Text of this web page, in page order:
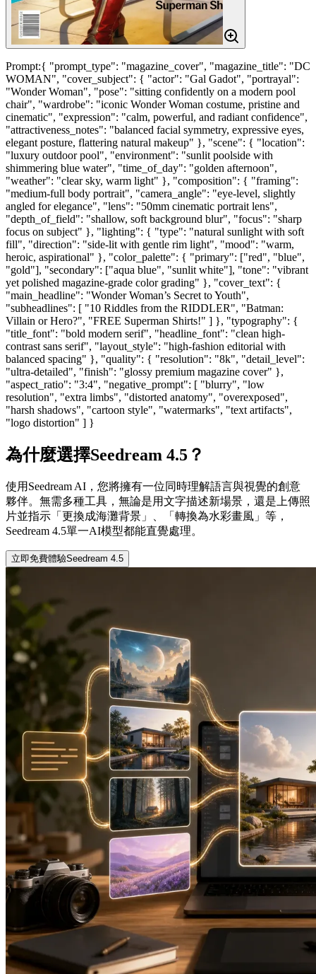
Prompt:{ "prompt_type": "magazine_cover", "magazine_title": "DC
WOMAN", "cover_subject": { "actor": "Gal Gadot", "portrayal":
"Wonder Woman", "pose": "sitting confidently on a modern pool
chair", "wardrobe": "iconic Wonder Woman costume, pristine and
cinematic", "expression": "calm, powerful, and radiant confidence",
"attractiveness_notes": "balanced facial symmetry, expressive eyes,
elegant posture, flattering natural makeup" }, "scene": { "location":
"luxury outdoor pool", "environment": "sunlit poolside with
shimmering blue water", "time_of_day": "golden afternoon",
"weather": "clear sky, warm light" }, "composition": { "framing":
"medium-full body portrait", "camera_angle": "eye-level, slightly
angled for elegance", "lens": "50mm cinematic portrait lens",
"depth_of_field": "shallow, soft background blur", "focus": "sharp
focus on subject" }, "lighting": { "type": "natural sunlight with soft
fill", "direction": "side-lit with gentle rim light", "mood": "warm,
heroic, aspirational" }, "color_palette": { "primary": ["red", "blue",
"gold"], "secondary": ["aqua blue", "sunlit white"], "tone": "vibrant
yet polished magazine-grade color grading" }, "cover_text": {
"main_headline": "Wonder Woman’s Secret to Youth",
"subheadlines": [ "10 Riddles from the RIDDLER", "Batman:
Villain or Hero?", "FREE Superman Shirts!" ] }, "typography": {
"title_font": "bold modern serif", "headline_font": "clean high-
contrast sans serif", "layout_style": "high-fashion editorial with
balanced spacing" }, "quality": { "resolution": "8k", "detail_level":
"ultra-detailed", "finish": "glossy premium magazine cover" },
"aspect_ratio": "3:4", "negative_prompt": [ "blurry", "low
resolution", "extra limbs", "distorted anatomy", "overexposed",
"harsh shadows", "cartoon style", "watermarks", "text artifacts",
"logo distortion" ] }
為什麼選擇Seedream 4.5？
使用Seedream AI，您將擁有一位同時理解語言與視覺的創意
夥伴。無需多種工具，無論是用文字描述新場景，還是上傳照
片並指示「更換成海灘背景」、「轉換為水彩畫風」等，
Seedream 4.5單一AI模型都能直覺處理。
立即免費體驗Seedream 4.5